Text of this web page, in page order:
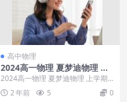
高中物理
2024高一物理 夏梦迪物理 上
学期
2024高一物理 夏梦迪物理 上学期
目录：夏梦迪高—-01-1.小初数物拾
遗....2 年前 5 0